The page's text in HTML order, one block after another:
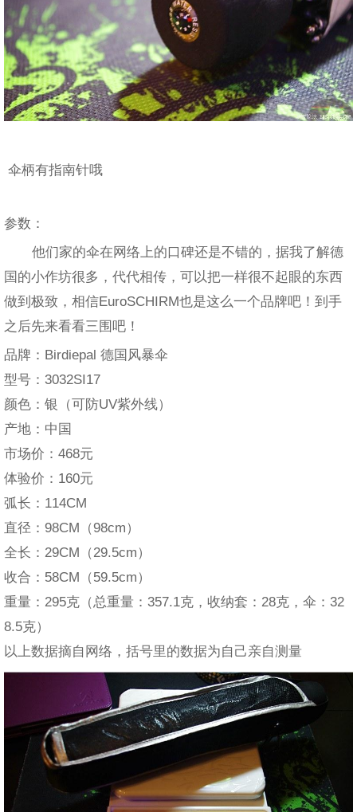
伞柄有指南针哦
参数：
他们家的伞在网络上的口碑还是不错的，据我了解德
国的小作坊很多，代代相传，可以把一样很不起眼的东西
做到极致，相信EuroSCHIRM也是这么一个品牌吧！到手
之后先来看看三围吧！
品牌：Birdiepal 德国风暴伞
型号：3032SI17
颜色：银（可防UV紫外线）
产地：中国
市场价：468元
体验价：160元
弧长：114CM
直径：98CM（98cm）
全长：29CM（29.5cm）
收合：58CM（59.5cm）
重量：295克（总重量：357.1克，收纳套：28克，伞：32
8.5克）
以上数据摘自网络，括号里的数据为自己亲自测量